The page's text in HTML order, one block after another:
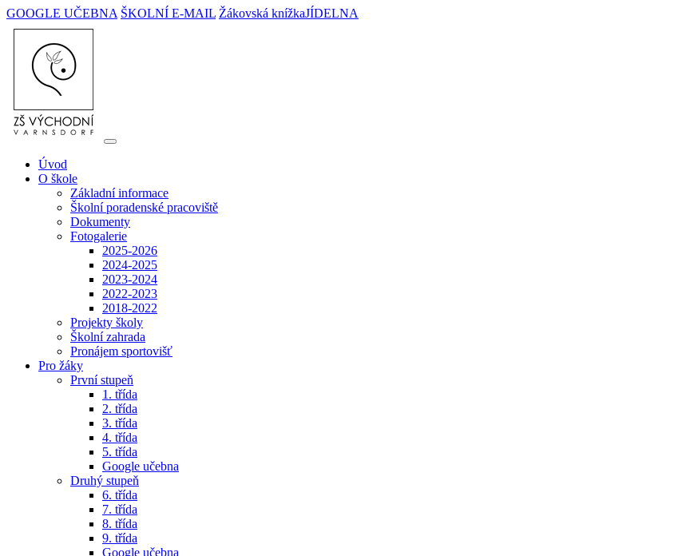
GOOGLE UČEBNA ŠKOLNÍ E-MAIL Žákovská knížkaJÍDELNA
Úvod
O škole
Základní informace
Školní poradenské pracoviště
Dokumenty
Fotogalerie
2025-2026
2024-2025
2023-2024
2022-2023
2018-2022
Projekty školy
Školní zahrada
Pronájem sportovišť
Pro žáky
První stupeň
1. třída
2. třída
3. třída
4. třída
5. třída
Google učebna
Druhý stupeň
6. třída
7. třída
8. třída
9. třída
Google učebna